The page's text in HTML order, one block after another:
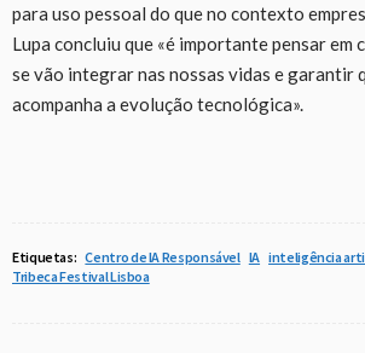
para uso pessoal do que no contexto
Lupa concluiu que «é importante pensar em
se vão integrar nas nossas vidas e garantir
acompanha a evolução tecnológica».
Etiquetas: Centro de IA Responsável IA inteligência
Tribeca Festival Lisboa